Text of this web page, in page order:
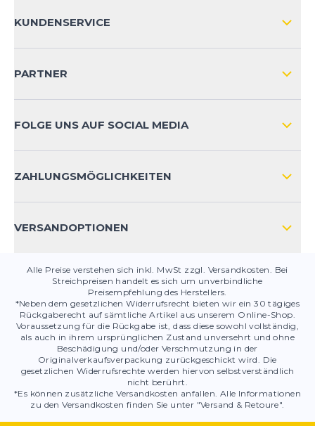
KUNDENSERVICE
KONTAKT
PRODUKTSICHERHEIT
PARTNER
FOLGE UNS AUF SOCIAL MEDIA
ZAHLUNGSMÖGLICHKEITEN
VERSANDOPTIONEN
Alle Preise verstehen sich inkl. MwSt zzgl. Versandkosten. Bei
Streichpreisen handelt es sich um unverbindliche
Preisempfehlung des Herstellers.
*Neben dem gesetzlichen Widerrufsrecht bieten wir ein 30 tägiges
Rückgaberecht auf sämtliche Artikel aus unserem Online-Shop.
Voraussetzung für die Rückgabe ist, dass diese sowohl vollständig,
als auch in ihrem ursprünglichen Zustand unversehrt und ohne
Beschädigung und/oder Verschmutzung in der
Originalverkaufsverpackung zurückgeschickt wird. Die
gesetzlichen Widerrufsrechte werden hiervon selbstverständlich
nicht berührt.
*Es können zusätzliche Versandkosten anfallen. Alle Informationen
zu den Versandkosten finden Sie unter "Versand & Retoure".